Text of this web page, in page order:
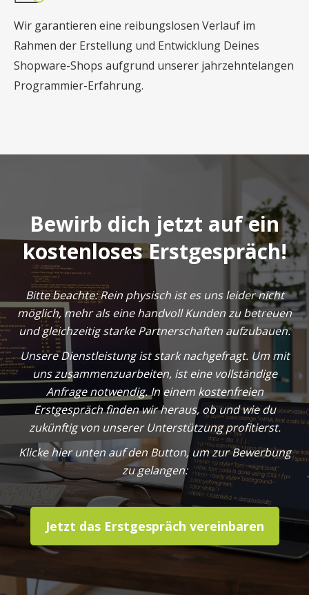
Wir garantieren eine reibungslosen Verlauf im
Rahmen der Erstellung und Entwicklung Deines
Shopware-Shops aufgrund unserer jahrzehntelangen
Programmier-Erfahrung.
Bewirb dich jetzt auf ein
kostenloses Erstgespräch!
Bitte beachte: Rein physisch ist es uns leider nicht
möglich, mehr als eine handvoll Kunden zu betreuen
und gleichzeitig starke Partnerschaften aufzubauen.
Unsere Dienstleistung ist stark nachgefragt. Um mit
uns zusammenzuarbeiten, ist eine vollständige
Anfrage notwendig. In einem kostenfreien
Erstgespräch finden wir heraus, ob und wie du
zukünftig von unserer Unterstützung profitierst.
Klicke hier unten auf den Button, um zur Bewerbung
zu gelangen:
Jetzt das Erstgespräch vereinbaren